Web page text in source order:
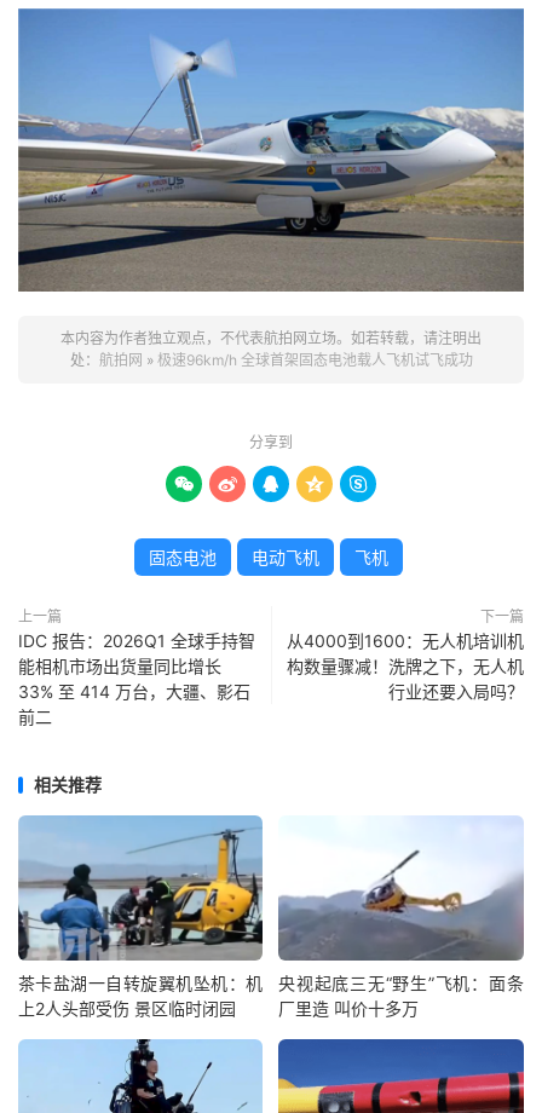
本内容为作者独立观点，不代表航拍网立场。如若转载，请注明出
处： 航拍网 » 极速96km/h 全球首架固态电池载人飞机试飞成功
分享到
    
固态电池 电动飞机 飞机
上一篇
IDC 报告：2026Q1 全球手持智
能相机市场出货量同比增长
33% 至 414 万台，大疆、影石
前二
下一篇
从4000到1600：无人机培训机
构数量骤减！洗牌之下，无人机
行业还要入局吗？
相关推荐
茶卡盐湖一自转旋翼机坠机：机
上2人头部受伤 景区临时闭园
央视起底三无“野生”飞机：面条
厂里造 叫价十多万